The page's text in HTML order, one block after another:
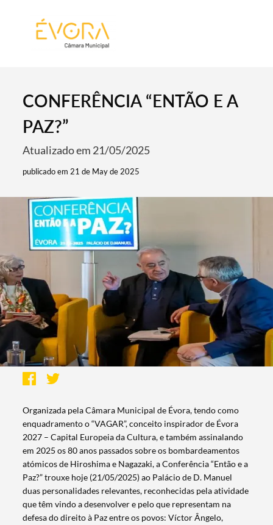
CONFERÊNCIA “ENTÃO E A
PAZ?”
Atualizado em 21/05/2025
publicado em 21 de May de 2025
Organizada pela Câmara Municipal de Évora, tendo como
enquadramento o “VAGAR”, conceito inspirador de Évora
2027 – Capital Europeia da Cultura, e também assinalando
em 2025 os 80 anos passados sobre os bombardeamentos
atómicos de Hiroshima e Nagazaki, a Conferência “Então e a
Paz?” trouxe hoje (21/05/2025) ao Palácio de D. Manuel
duas personalidades relevantes, reconhecidas pela atividade
que têm vindo a desenvolver e pelo que representam na
defesa do direito à Paz entre os povos: Víctor Ângelo,